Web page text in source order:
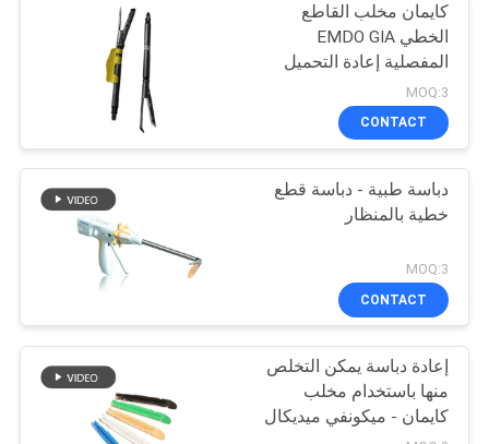
كايمان مخلب القاطع
الخطي EMDO GIA
المفصلية إعادة التحميل
MOQ:3
CONTACT
دباسة طبية - دباسة قطع
خطية بالمنظار
MOQ:3
CONTACT
إعادة دباسة يمكن التخلص
منها باستخدام مخلب
كايمان - ميكونفي ميديكال